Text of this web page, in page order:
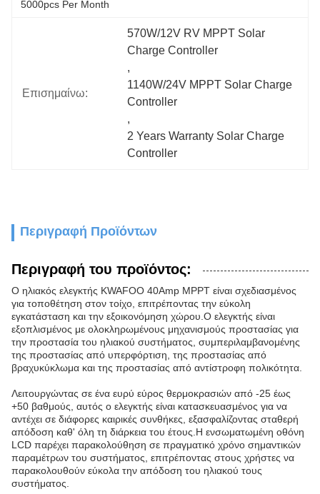
5000pcs Per Month
Επισημαίνω:
570W/12V RV MPPT Solar
Charge Controller
,
1140W/24V MPPT Solar Charge
Controller
,
2 Years Warranty Solar Charge
Controller
Περιγραφή Προϊόντων
Περιγραφή του προϊόντος:
Ο ηλιακός ελεγκτής KWAFOO 40Amp MPPT είναι σχεδιασμένος
για τοποθέτηση στον τοίχο, επιτρέποντας την εύκολη
εγκατάσταση και την εξοικονόμηση χώρου.Ο ελεγκτής είναι
εξοπλισμένος με ολοκληρωμένους μηχανισμούς προστασίας για
την προστασία του ηλιακού συστήματος, συμπεριλαμβανομένης
της προστασίας από υπερφόρτιση, της προστασίας από
βραχυκύκλωμα και της προστασίας από αντίστροφη πολικότητα.
Λειτουργώντας σε ένα ευρύ εύρος θερμοκρασιών από -25 έως
+50 βαθμούς, αυτός ο ελεγκτής είναι κατασκευασμένος για να
αντέχει σε διάφορες καιρικές συνθήκες, εξασφαλίζοντας σταθερή
απόδοση καθ' όλη τη διάρκεια του έτους.Η ενσωματωμένη οθόνη
LCD παρέχει παρακολούθηση σε πραγματικό χρόνο σημαντικών
παραμέτρων του συστήματος, επιτρέποντας στους χρήστες να
παρακολουθούν εύκολα την απόδοση του ηλιακού τους
συστήματος.